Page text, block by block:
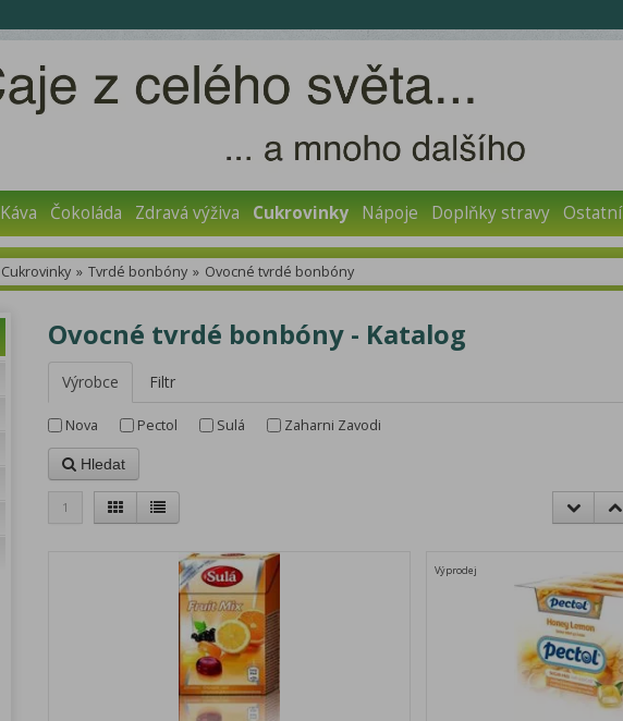
Káva Čokoláda Zdravá výživa Cukrovinky Nápoje Doplňky stravy Ostatní
Cukrovinky » Tvrdé bonbóny » Ovocné tvrdé bonbóny
Ovocné tvrdé bonbóny - Katalog
Výrobce Filtr
Nova Pectol Sulá Zaharni Zavodi
Hledat
1
Výprodej